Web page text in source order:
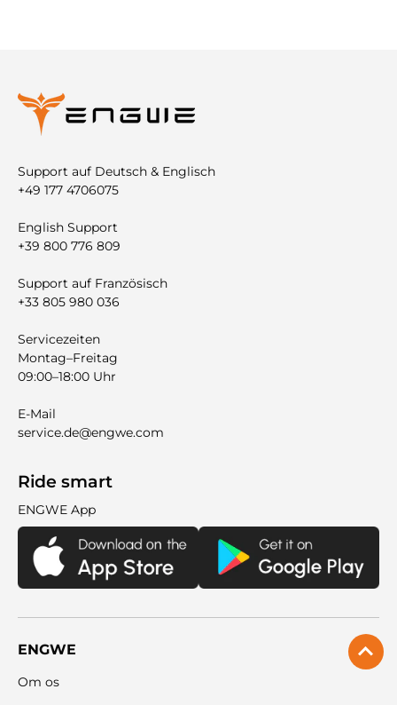
Support auf Deutsch & Englisch
+49 177 4706075
English Support
+39 800 776 809
Support auf Französisch
+33 805 980 036
Servicezeiten
Montag–Freitag
09:00–18:00 Uhr
E-Mail
service.de@engwe.com
Ride smart
ENGWE App
ENGWE
Om os